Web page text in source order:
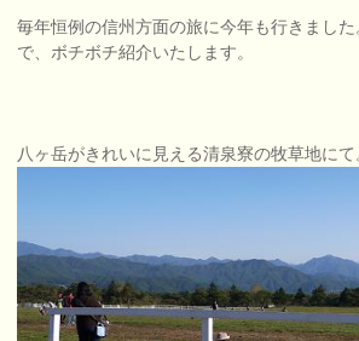
毎年恒例の信州方面の旅に今年も行きまし
で、ボチボチ紹介いたします。
八ヶ岳がきれいに見える清泉寮の牧草地にて